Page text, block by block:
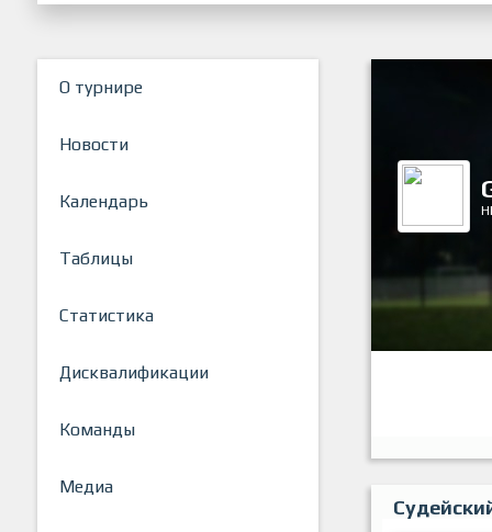
О турнире
Новости
Календарь
Таблицы
Статистика
Дисквалификации
Команды
Медиа